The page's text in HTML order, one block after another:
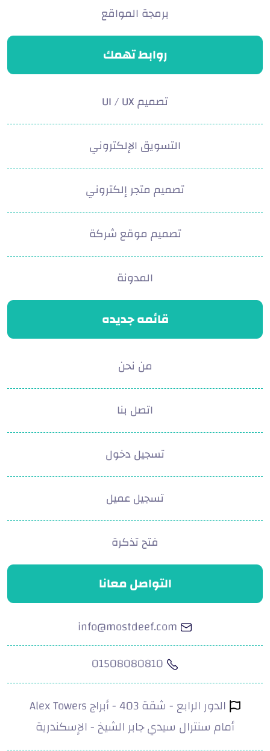
برمجة المواقع
روابط تهمك
تصميم UI / UX
التسويق الإلكتروني
تصميم متجر إلكتروني
تصميم موقع شركة
المدونة
قائمه جديده
من نحن
اتصل بنا
تسجيل دخول
تسجيل عميل
فتح تذكرة
التواصل معانا
الدور الرابع - شقة 403 - أبراج Alex Towers
أمام سنترال سيدي جابر الشيخ - الإسكندرية